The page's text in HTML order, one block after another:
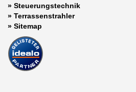
» Steuerungstechnik
» Terrassenstrahler
» Sitemap